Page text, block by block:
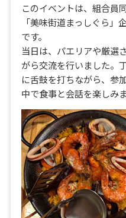
このイベントは、組合員
「美味街道まっしぐら
です。
当日は、パエリアや厳選
がら交流を行いました。
に舌鼓を打ちながら、参
中で食事と会話を楽しみ